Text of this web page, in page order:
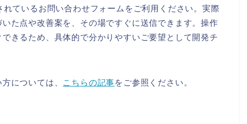
ているお問い合わせフォームをご利用ください。実際
た点や改善案を、その場ですぐに送信できます。操作
きるため、具体的で分かりやすいご要望として開発チ
については、 こちらの記事をご参照ください。